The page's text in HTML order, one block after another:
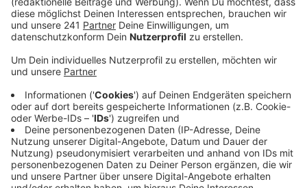
Anzeige
den Schlüssel mitgenommen haben. Die Familie bekam
laut Polizei nichts davon mit. Erst am Morgen habe sie
den Diebstahl bemerkt. Es geht um einen blauen A6
mit dem Leverkusener Kennzeichen L 263. Wer die
Täter oder das Auto seit gestern gesehen hat, soll
sich bei der Polizei melden.